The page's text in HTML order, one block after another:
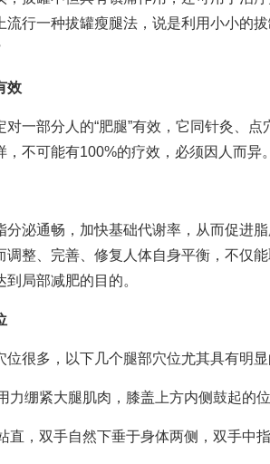
流行一种拔罐瘦腿法，说是利用小小的
效
部分人的“肥腿”有效，它同针灸、点
，不可能有100%的疗效，必须因人而异
通畅，加快基础代谢率，从而促进脂
调整、完善、修复人体自身平衡，不仅
局部减肥的目的。
很多，以下几个腿部穴位尤其具有明显
绷紧大腿肌肉，膝盖上方内侧鼓起的
，双手自然下垂于身体两侧，双手中